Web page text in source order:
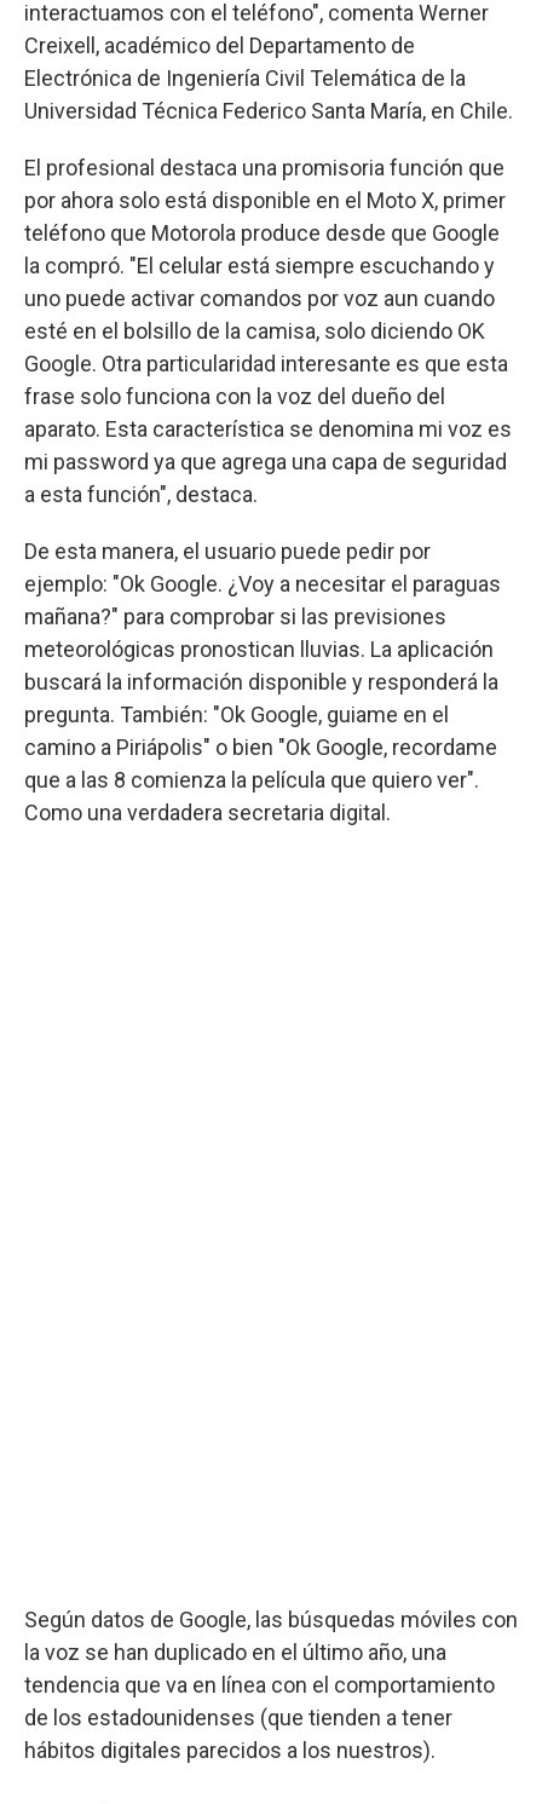
interactuamos con el teléfono", comenta Werner
Creixell, académico del Departamento de
Electrónica de Ingeniería Civil Telemática de la
Universidad Técnica Federico Santa María, en Chile.
El profesional destaca una promisoria función que
por ahora solo está disponible en el Moto X, primer
teléfono que Motorola produce desde que Google
la compró. "El celular está siempre escuchando y
uno puede activar comandos por voz aun cuando
esté en el bolsillo de la camisa, solo diciendo OK
Google. Otra particularidad interesante es que esta
frase solo funciona con la voz del dueño del
aparato. Esta característica se denomina mi voz es
mi password ya que agrega una capa de seguridad
a esta función", destaca.
De esta manera, el usuario puede pedir por
ejemplo: "Ok Google. ¿Voy a necesitar el paraguas
mañana?" para comprobar si las previsiones
meteorológicas pronostican lluvias. La aplicación
buscará la información disponible y responderá la
pregunta. También: "Ok Google, guiame en el
camino a Piriápolis" o bien "Ok Google, recordame
que a las 8 comienza la película que quiero ver".
Como una verdadera secretaria digital.
Según datos de Google, las búsquedas móviles con
la voz se han duplicado en el último año, una
tendencia que va en línea con el comportamiento
de los estadounidenses (que tienden a tener
hábitos digitales parecidos a los nuestros).